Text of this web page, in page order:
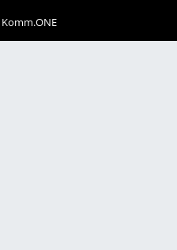
Komm.ONE